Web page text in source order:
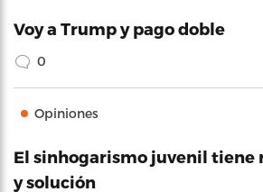
Voy a Trump y pago doble
0
Opiniones
El sinhogarismo juvenil tiene
y solución